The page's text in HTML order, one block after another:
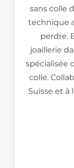
sans colle
technique
perdre.
joaillerie
spécialisée
colle.
Suisse et à